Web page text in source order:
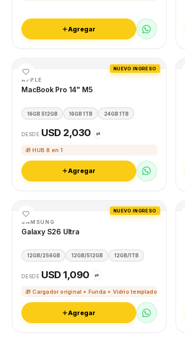
Agregar
NUEVO INGRESO
APPLE
MacBook Pro 14" M5
16GB 512GB 16GB 1TB 24GB 1TB
DESDE USD 2,030 ⇄
🎁 HUB 8 en 1
Agregar
NUEVO INGRESO
SAMSUNG
Galaxy S26 Ultra
12GB/256GB 12GB/512GB 12GB/1TB
DESDE USD 1,090 ⇄
🎁 Cargador original + Funda + Vidrio templado
Agregar